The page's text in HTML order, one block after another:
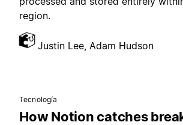
region.
Justin Lee, Adam Hudson
Tecnología
How Notion catches